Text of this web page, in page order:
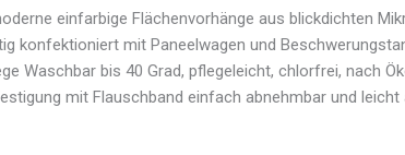
einfarbige Flächenvorhänge aus blickdichten
konfektioniert mit Paneelwagen und
Waschbar bis 40 Grad, pflegeleicht, chlorfrei, nach
mit Flauschband einfach abnehmbar und leicht